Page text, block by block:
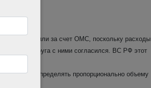
оплатили за счет ОМС, поскольку расходы
округа с ними согласился. ВС РФ этот
нужно распределять пропорционально объему